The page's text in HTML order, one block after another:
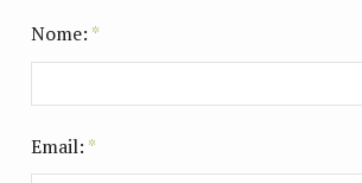
Nome: *
Email: *